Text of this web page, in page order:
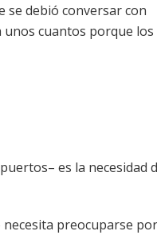
se debió conversar con
unos cuantos porque los
es la necesidad
necesita preocuparse por